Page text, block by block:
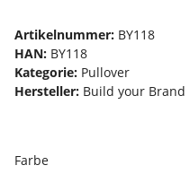
Artikelnummer: BY118
HAN: BY118
Kategorie: Pullover
Hersteller: Build your Brand
Farbe